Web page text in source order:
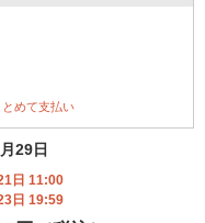
めて支払い
29日
日 11:00
日 19:59